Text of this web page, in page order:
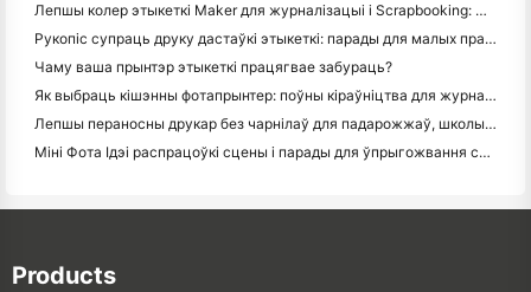
Лепшы колер этыкеткі Maker для журналізацыі і Scrapbooking: Дадаць больш колеру на кожную старонку
Рукопіс супраць друку дастаўкі этыкеткі: парады для малых прадпрыемстваў у 2026 годзе
Чаму ваша прынтэр этыкеткі працягвае забураць?
Як выбраць кішэнны фотапрынтер: поўны кіраўніцтва для журналістаў, падарожжаў і карыстальнікаў iPhone
Лепшы пераносны друкар без чарнілаў для падарожжаў, школы і мабільнай працы: Hanin MT620 Pro Review
Міні Фота Ідэі распрацоўкі сцены і парады для ўпрыгожвання спальні і спальні
Products